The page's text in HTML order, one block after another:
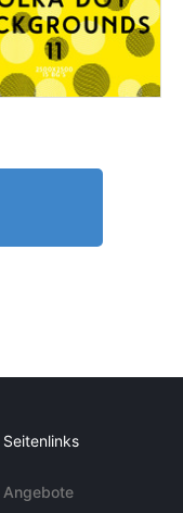
Seitenlinks
Angebote